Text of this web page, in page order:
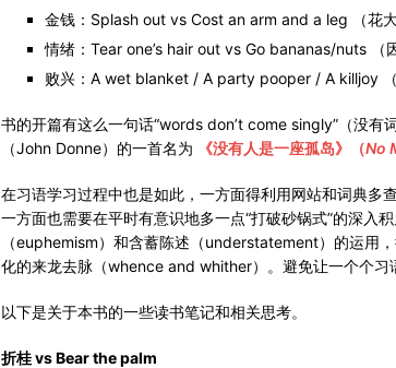
金钱：Splash out vs Cost an arm and a leg （花大
情绪：Tear one’s hair out vs Go bananas/nuts （
败兴：A wet blanket / A party pooper / A killjoy （
书的开篇有这么一句话“words don’t come singly”（没有
（John Donne）的一首名为
《没有人是一座孤岛》（No
在习语学习过程中也是如此，一方面得利用网站和词典多
一方面也需要在平时有意识地多一点“打破砂锅式”的深入
（euphemism）和含蓄陈述（understatement）的运用
化的来龙去脉（whence and whither）。避免让一个个习
以下是关于本书的一些读书笔记和相关思考。
折桂 vs Bear the palm